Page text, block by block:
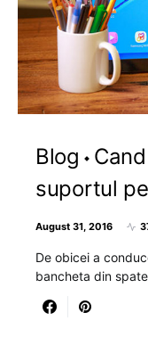
Blog
suportul
August 31, 2016
De obicei a
bancheta din